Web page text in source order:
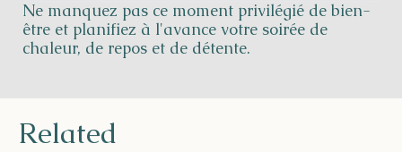
Ne manquez pas ce moment privilégié de bien-
être et planifiez à l'avance votre soirée de
chaleur, de repos et de détente.
Related